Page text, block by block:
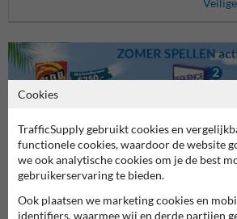
Stel je vraag aan Verkeersbord.be
Naam*
Cookies
TrafficSupply gebruikt cookies en
functionele cookies, waardoor de website
we ook analytische cookies om je de best
gebruikerservaring te bieden.
Ook plaatsen we marketing cookies en
identifiers, waarmee wij en derde partijen